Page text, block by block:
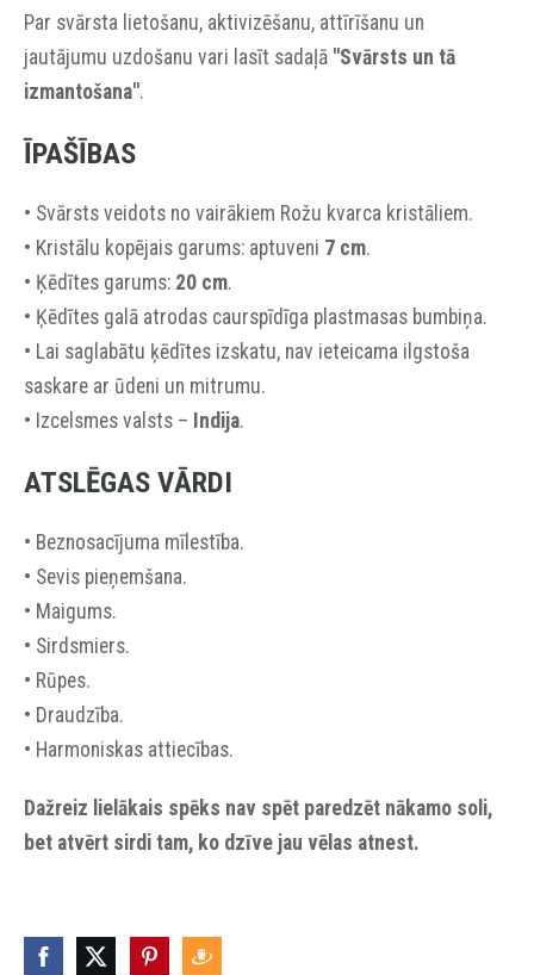
Par svārsta lietošanu, aktivizēšanu, attīrīšanu un
jautājumu uzdošanu vari lasīt sadaļā "Svārsts un tā
izmantošana".
ĪPAŠĪBAS
• Svārsts veidots no vairākiem Rožu kvarca kristāliem.
• Kristālu kopējais garums: aptuveni 7 cm.
• Ķēdītes garums: 20 cm.
• Ķēdītes galā atrodas caurspīdīga plastmasas bumbiņa.
• Lai saglabātu ķēdītes izskatu, nav ieteicama ilgstoša
saskare ar ūdeni un mitrumu.
• Izcelsmes valsts – Indija.
ATSLĒGAS VĀRDI
• Beznosacījuma mīlestība.
• Sevis pieņemšana.
• Maigums.
• Sirdsmiers.
• Rūpes.
• Draudzība.
• Harmoniskas attiecības.
Dažreiz lielākais spēks nav spēt paredzēt nākamo soli,
bet atvērt sirdi tam, ko dzīve jau vēlas atnest.